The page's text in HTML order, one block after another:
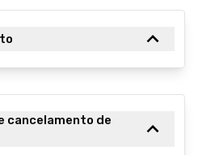
cancelamento de